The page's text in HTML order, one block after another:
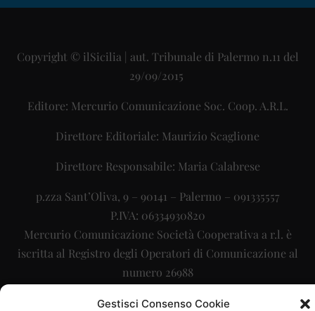
Gestisci Consenso Cookie
Copyright © ilSicilia | aut. Tribunale di Palermo n.11 del
29/09/2015
Editore: Mercurio Comunicazione Soc. Coop. A.R.L.
Direttore Editoriale: Maurizio Scaglione
Direttore Responsabile: Maria Calabrese
p.zza Sant’Oliva, 9 – 90141 – Palermo – 091335557
P.IVA: 06334930820
Mercurio Comunicazione Società Cooperativa a r.l. è
iscritta al Registro degli Operatori di Comunicazione al
numero 26988
Sito gestito daLa Digitale srl–info@ladigitale.it